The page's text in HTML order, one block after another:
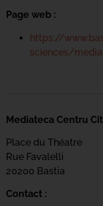
Page web :
https://
sciences/
Mediateca Centru
Place du Théatre
Rue Favalelli
20200 Bastia
Contact :